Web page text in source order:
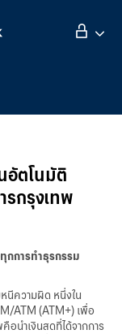
อัตโนมัติ
รกรุงเทพ
กการทำธุรกรรม
นีความผิด หนึ่งใน
ATM (ATM+) เพื่อ
อนำเงินสดที่ได้จากการ